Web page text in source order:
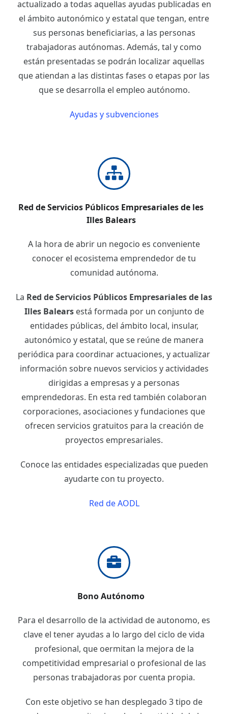
actualizado a todas aquellas ayudas publicadas en
el ámbito autonómico y estatal que tengan, entre
sus personas beneficiarias, a las personas
trabajadoras autónomas. Además, tal y como
están presentadas se podrán localizar aquellas
que atiendan a las distintas fases o etapas por las
que se desarrolla el empleo autónomo.
Ayudas y subvenciones
Red de Servicios Públicos Empresariales de les
Illes Balears
A la hora de abrir un negocio es conveniente
conocer el ecosistema emprendedor de tu
comunidad autónoma.
La Red de Servicios Públicos Empresariales de las
Illes Balearsestá formada por un conjunto de
entidades públicas, del ámbito local, insular,
autonómico y estatal, que se reúne de manera
periódica para coordinar actuaciones, y actualizar
información sobre nuevos servicios y actividades
dirigidas a empresas y a personas
emprendedoras. En esta red también colaboran
corporaciones, asociaciones y fundaciones que
ofrecen servicios gratuitos para la creación de
proyectos empresariales.
Conoce las entidades especializadas que pueden
ayudarte con tu proyecto.
Red de AODL
Bono Autónomo
Para el desarrollo de la actividad de autonomo, es
clave el tener ayudas a lo largo del ciclo de vida
profesional, que oermitan la mejora de la
competitividad empresarial o profesional de las
personas trabajadoras por cuenta propia.
Con este objetivo se han desplegado 3 tipo de